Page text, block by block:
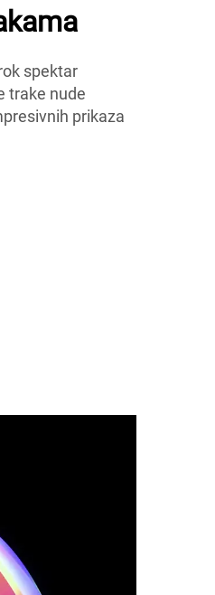
spektar
trake nude
prikaza